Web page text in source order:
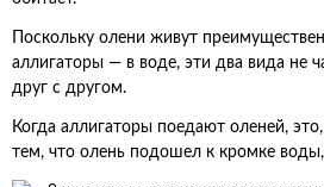
Поскольку олени живут
аллигаторы — в воде, эти два вида не
друг с другом.
Когда аллигаторы поедают оленей, это,
тем, что олень подошел к кромке